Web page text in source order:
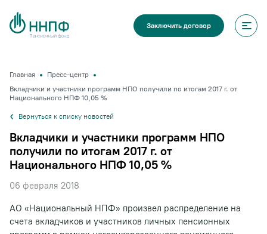
Заключить договор
Главная
Пресс-центр
Вкладчики и участники программ НПО получили по итогам 2017 г. от
Национального НПФ 10,05 %
Вернуться к списку новостей
Вкладчики и участники программ НПО
получили по итогам 2017 г. от
Национального НПФ 10,05 %
06 февраля 2018
АО «Национальный НПФ» произвел распределение на
счета вкладчиков и участников личных пенсионных